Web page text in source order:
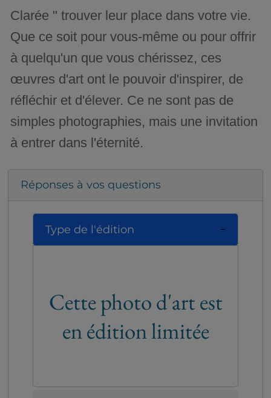
Clarée " trouver leur place dans votre vie.
Que ce soit pour vous-même ou pour offrir
à quelqu'un que vous chérissez, ces
œuvres d'art ont le pouvoir d'inspirer, de
réfléchir et d'élever. Ce ne sont pas de
simples photographies, mais une invitation
à entrer dans l'éternité.
Réponses à vos questions
Type de l'édition
Cette photo d'art est
en édition limitée